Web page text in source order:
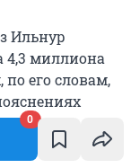
0
Ильнур
4,3 миллиона
его словам,
о
продавая